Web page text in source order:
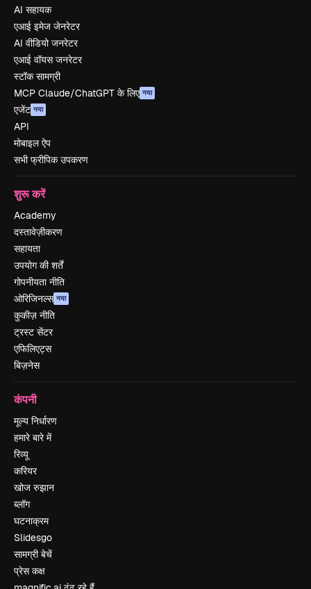
AI सहायक
एआई इमेज जेनरेटर
AI वीडियो जनरेटर
एआई वॉयस जनरेटर
स्टॉक सामग्री
MCP Claude/ChatGPT के लिए नया
एजेंट नया
API
मोबाइल ऐप
सभी फ्रीपिक उपकरण
शुरू करें
Academy
दस्तावेज़ीकरण
सहायता
उपयोग की शर्तें
गोपनीयता नीति
ओरिजिनल्स नया
कुकीज़ नीति
ट्रस्ट सेंटर
एफिलिएट्स
बिज़नेस
कंपनी
मूल्य निर्धारण
हमारे बारे में
रिव्यू
करियर
खोज रुझान
ब्लॉग
घटनाक्रम
Slidesgo
सामग्री बेचें
प्रेस कक्ष